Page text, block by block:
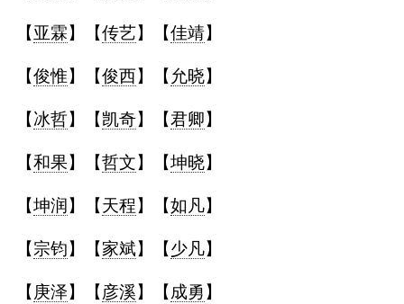
【亚霖】【传艺】【佳靖】
【俊惟】【俊西】【 允晓】
【冰哲】【凯奇】【君卿】
【和果】【哲文】【坤晓】
【坤润 】【天程】【如凡】
【宗钧】【家斌】【少凡】
【 庚泽】【 彦溪】【 成勇 】